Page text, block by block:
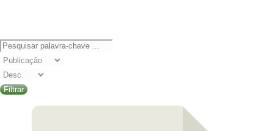
Filtrar